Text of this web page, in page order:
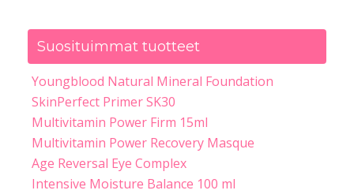
Suosituimmat tuotteet
Youngblood Natural Mineral Foundation
SkinPerfect Primer SK30
Multivitamin Power Firm 15ml
Multivitamin Power Recovery Masque
Age Reversal Eye Complex
Intensive Moisture Balance 100 ml